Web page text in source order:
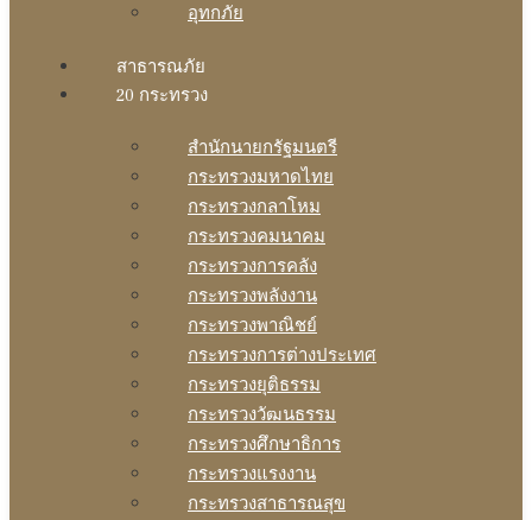
อุทกภัย
สาธารณภัย
20 กระทรวง
สํานักนายกรัฐมนตรี
กระทรวงมหาดไทย
กระทรวงกลาโหม
กระทรวงคมนาคม
กระทรวงการคลัง
กระทรวงพลังงาน
กระทรวงพาณิชย์
กระทรวงการต่างประเทศ
กระทรวงยุติธรรม
กระทรวงวัฒนธรรม
กระทรวงศึกษาธิการ
กระทรวงแรงงาน
กระทรวงสาธารณสุข